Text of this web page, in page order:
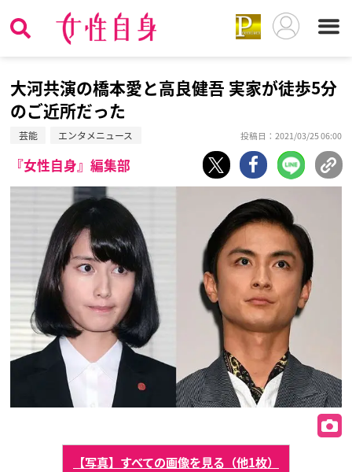
大河共演の橋本愛と高良健吾 実家が徒歩5分
のご近所だった
芸能 エンタメニュース 投稿日：2021/03/25 06:00
『女性自身』編集部
【写真】すべての画像を見る（他1枚）